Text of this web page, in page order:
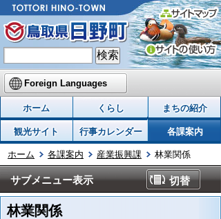
Foreign Languages
ホーム くらし まちの紹介
観光サイト 行事カレンダー 各課案内
ホーム 各課案内 産業振興課 林業関係
サブメニュー表示 切替
林業関係